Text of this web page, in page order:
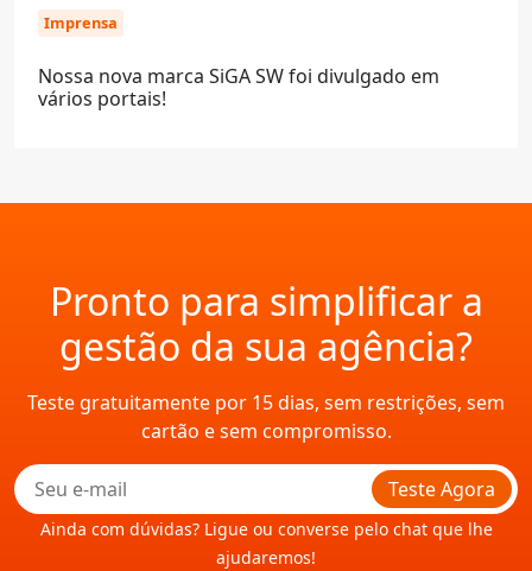
Imprensa
Nossa nova marca SiGA SW foi divulgado em
vários portais!
Pronto para simplificar a
gestão da sua agência?
Teste gratuitamente por 15 dias, sem restrições, sem
cartão e sem compromisso.
Teste Agora
Ainda com dúvidas? Ligue ou converse pelo chat que lhe
ajudaremos!